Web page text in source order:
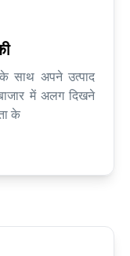
के साथ अपने उत्पाद
बाजार में अलग दिखने
के